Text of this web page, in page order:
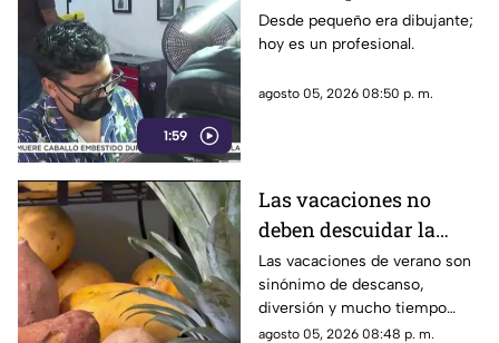
1:59
desde la creatividad
Desde pequeño era dibujante;
hoy es un profesional.
agosto 05, 2026 08:50 p. m.
Las vacaciones no
deben descuidar la
alimentación infantil
Las vacaciones de verano son
sinónimo de descanso,
diversión y mucho tiempo
libre.
agosto 05, 2026 08:48 p. m.